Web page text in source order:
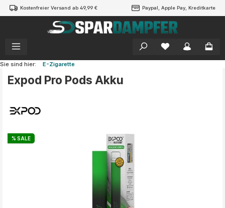
springen
Kostenfreier Versand ab 49,99 € Paypal, Apple Pay, Kreditkarte
Sie sind hier: E-Zigarette
Expod Pro Pods Akku
Bildergalerie überspringen
% SALE